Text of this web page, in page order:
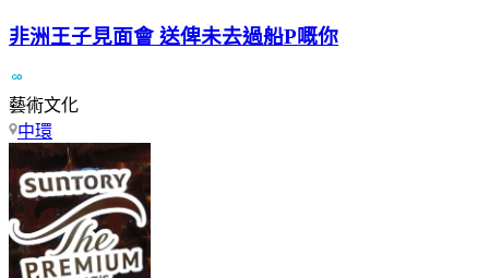
非洲王子見面會 送俾未去過船P嘅你
藝術文化
中環